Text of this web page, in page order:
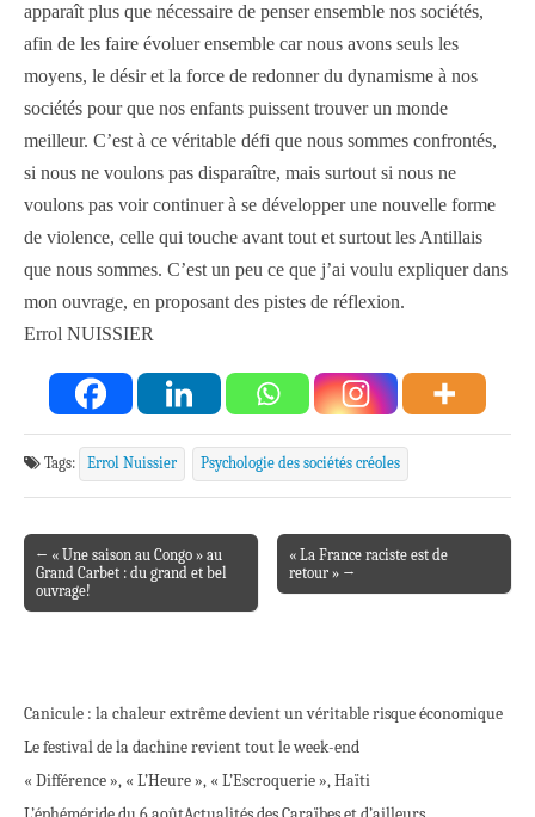
apparaît plus que nécessaire de penser ensemble nos sociétés,
afin de les faire évoluer ensemble car nous avons seuls les
moyens, le désir et la force de redonner du dynamisme à nos
sociétés pour que nos enfants puissent trouver un monde
meilleur. C’est à ce véritable défi que nous sommes confrontés,
si nous ne voulons pas disparaître, mais surtout si nous ne
voulons pas voir continuer à se développer une nouvelle forme
de violence, celle qui touche avant tout et surtout les Antillais
que nous sommes. C’est un peu ce que j’ai voulu expliquer dans
mon ouvrage, en proposant des pistes de réflexion.
Errol NUISSIER
Tags: Errol Nuissier Psychologie des sociétés créoles
Post navigation
← « Une saison au Congo » au
Grand Carbet : du grand et bel
ouvrage!
« La France raciste est de
retour » →
Canicule : la chaleur extrême devient un véritable risque économique
Le festival de la dachine revient tout le week-end
« Différence », « L’Heure », « L’Escroquerie », Haïti